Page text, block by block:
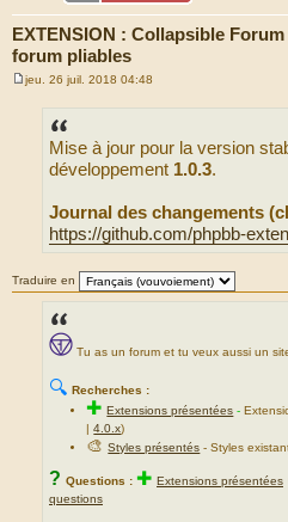
EXTENSION : Collapsible
forum pliables
M
jeu. 26 juil. 2018 04:48
Mise à jour pour la version
développement 1.0.3.
Journal des changements
https://github.com/phpbb-
Traduire en
Tu as un forum et tu veux aussi un
🔍 Recherches :
✚Extensions présentées -
|4.0.x)
🎨Styles présentés - Styles
? Questions : ✚ Extensions présentées
questions